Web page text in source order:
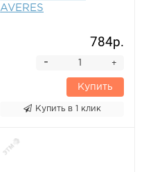
AVERES
784р.
+
-
Купить
Купить в 1 клик